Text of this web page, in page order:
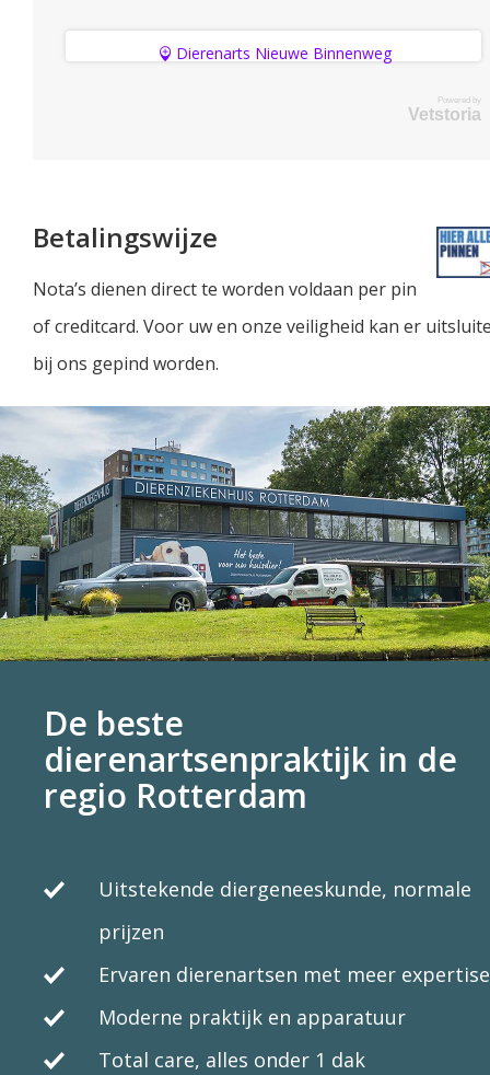
Dierenarts Nieuwe Binnenweg
Powered by
Vetstoria
Betalingswijze
Nota’s dienen direct te worden voldaan per pin
of creditcard. Voor uw en onze veiligheid kan er
bij ons gepind worden.
De beste
dierenartsenpraktijk in de
regio Rotterdam
Uitstekende diergeneeskunde, normale
prijzen
Ervaren dierenartsen met meer expertise
Moderne praktijk en apparatuur
Total care, alles onder 1 dak